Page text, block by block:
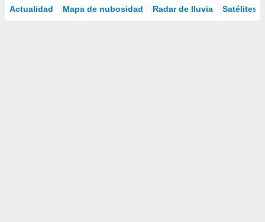
Actualidad Mapa de nubosidad Radar de lluvia Satélites